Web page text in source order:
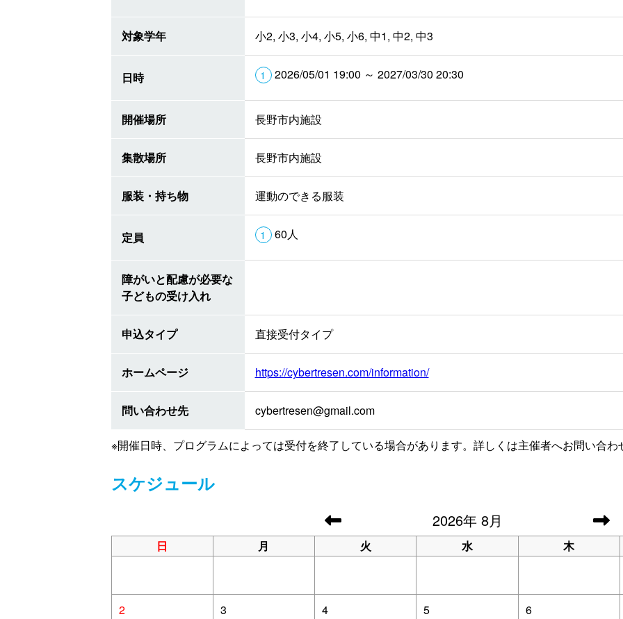
対象学年 小2, 小3, 小4, 小5, 小6, 中1, 中2, 中3
日時 2026/05/01 19:00 ～ 2027/03/30 20:30
開催場所 長野市内施設
集散場所 長野市内施設
服装・持ち物 運動のできる服装
定員 60人
障がいと配慮が必要な
子どもの受け入れ
申込タイプ 直接受付タイプ
ホームページ https://cybertresen.com/information/
問い合わせ先 cybertresen@gmail.com
※開催日時、プログラムによっては受付を終了している場合があります。詳しくは主催者へお問い合わ
スケジュール
2026年 8月
日 月 火 水 木
2 3 4 5 6